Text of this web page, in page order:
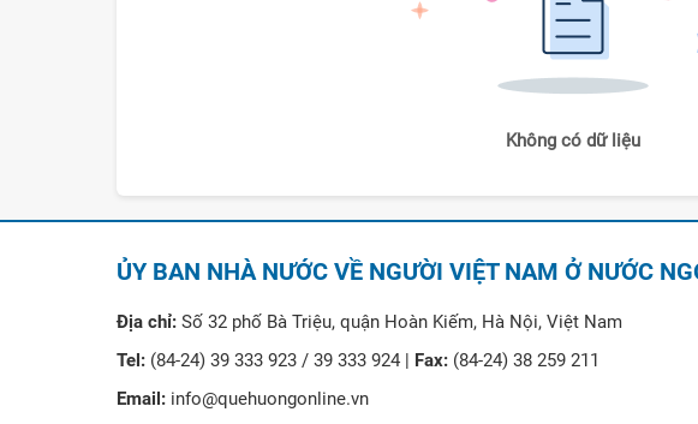
Không có dữ liệu
ỦY BAN NHÀ NƯỚC VỀ NGƯỜI VIỆT NAM Ở NƯỚC
Địa chỉ: Số 32 phố Bà Triệu, quận Hoàn Kiếm, Hà Nội, Việt Nam
Tel: (84-24) 39 333 923 / 39 333 924 | Fax: (84-24) 38 259 211
Email: info@quehuongonline.vn